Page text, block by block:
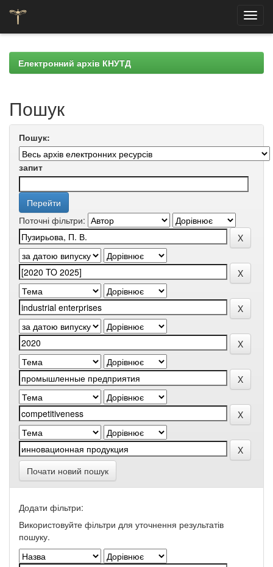
navigationЕлектронний архів КНУТД
Пошук
Пошук:
запит
Поточні фільтри:
Почати новий пошук
Додати фільтри:
Використовуйте фільтри для уточнення результатів
пошуку.